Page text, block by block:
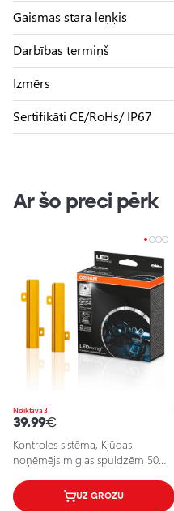
Gaismas stara leņķis
Darbības termiņš
Izmērs
Sertifikāti CE/RoHs/ IP67
Ar šo preci pērk
Noliktavā 3
39.99€
Kontroles sistēma, Kļūdas
noņēmējs miglas spuldzēm 50W,
UZ GROZU